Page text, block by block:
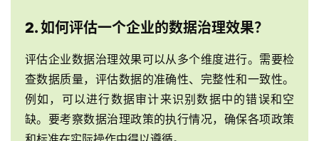
2. 如何评估一个企业的数据治理效果？
评估企业数据治理效果可以从多个维度进行。需要检
查数据质量，评估数据的准确性、完整性和一致性。
例如，可以进行数据审计来识别数据中的错误和空
缺。要考察数据治理政策的执行情况，确保各项政策